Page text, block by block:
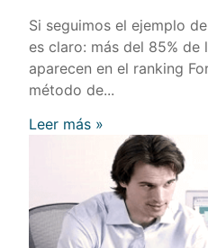
Si seguimos el ejemplo
es claro: más del 85% de
aparecen en el ranking
método de...
Leer más »